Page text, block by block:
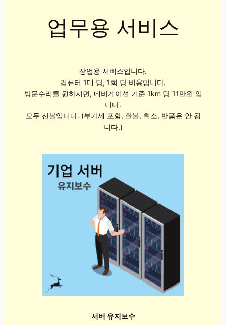
업무용 서비스
상업용 서비스입니다.
컴퓨터 1대 당, 1회 당 비용입니다.
방문수리를 원하시면, 네비게이션 기준 1km 당 11만원 입
니다.
모두 선불입니다. (부가세 포함, 환불, 취소, 반품은 안 됩
니다.)
서버 유지보수